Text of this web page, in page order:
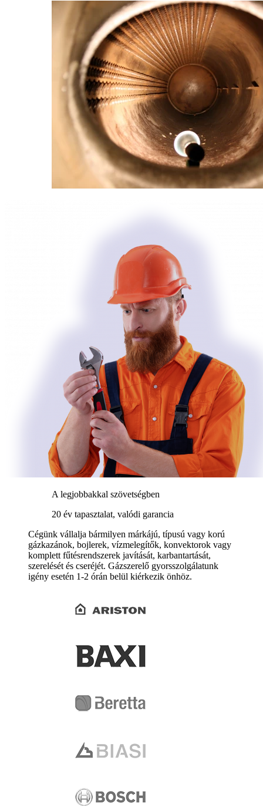
A legjobbakkal szövetségben
20 év tapasztalat, valódi garancia
Cégünk vállalja bármilyen márkájú, típusú vagy korú
gázkazánok, bojlerek, vízmelegítők, konvektorok vagy
komplett fűtésrendszerek javítását, karbantartását,
szerelését és cseréjét. Gázszerelő gyorsszolgálatunk
igény esetén 1-2 órán belül kiérkezik önhöz.